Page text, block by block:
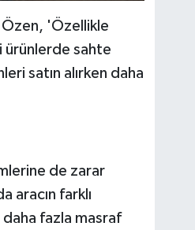
'Özellikle
ürünlerde sahte
satın alırken daha
de zarar
aracın farklı
daha fazla masraf